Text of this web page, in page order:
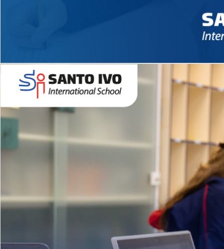
Novidades 2026 High School
EDUCAÇÃO INFANTIL
Inglês todos os dias
MÉDIO
igh School
Dupla Diplomação